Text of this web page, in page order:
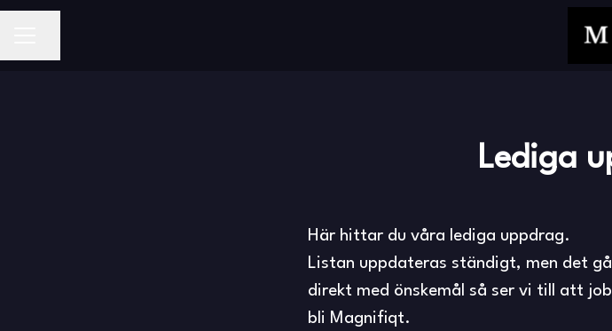
Lediga
Här hittar du våra lediga uppdrag.
Listan uppdateras ständigt, men det
direkt med önskemål så ser vi till att
bli Magnifiqt.